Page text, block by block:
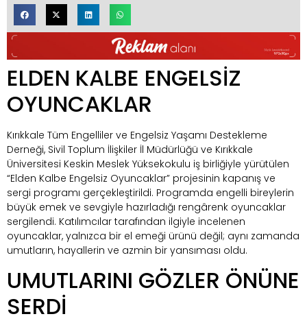
ELDEN KALBE ENGELSİZ
OYUNCAKLAR
Kırıkkale Tüm Engelliler ve Engelsiz Yaşamı Destekleme
Derneği, Sivil Toplum İlişkiler İl Müdürlüğü ve Kırıkkale
Üniversitesi Keskin Meslek Yüksekokulu iş birliğiyle yürütülen
“Elden Kalbe Engelsiz Oyuncaklar” projesinin kapanış ve
sergi programı gerçekleştirildi. Programda engelli bireylerin
büyük emek ve sevgiyle hazırladığı rengârenk oyuncaklar
sergilendi. Katılımcılar tarafından ilgiyle incelenen
oyuncaklar, yalnızca bir el emeği ürünü değil; aynı zamanda
umutların, hayallerin ve azmin bir yansıması oldu.
UMUTLARINI GÖZLER ÖNÜNE
SERDİ